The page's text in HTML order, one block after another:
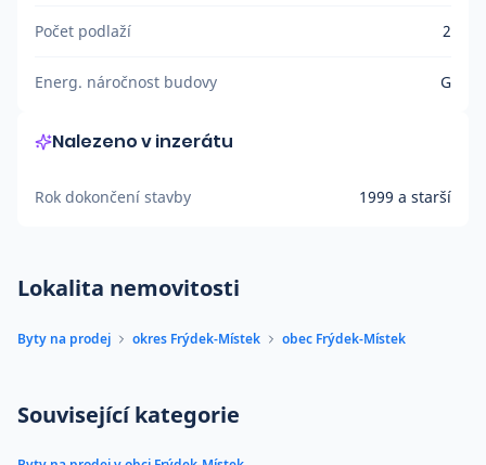
Počet podlaží 2
Energ. náročnost budovy G
Nalezeno v inzerátu
Rok dokončení stavby 1999 a starší
Lokalita nemovitosti
Byty na prodej okres Frýdek-Místek obec Frýdek-Místek
Související kategorie